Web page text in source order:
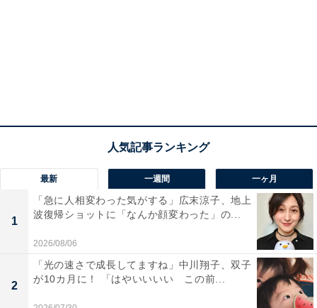
最新 一週間 一ヶ月
1
「急に人相変わった気がする」広末涼子、地上
波復帰ショットに「なんか顔変わった」の...
2026/08/06
2
「光の速さで成長してますね」中川翔子、双子
が10カ月に！ 「はやいいいい この前...